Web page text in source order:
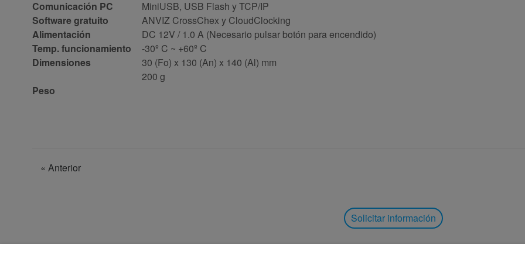
Comunicación PC
MiniUSB, USB Flash y TCP/IP
Software gratuito
ANVIZ CrossChex y CloudClocking
Alimentación
DC 12V / 1.0 A (Necesario pulsar botón para encendido)
Temp. funcionamiento
-30º C ~ +60º C
Dimensiones
30 (Fo) x 130 (An) x 140 (Al) mm
Peso
200 g
«Anterior
Solicitar información